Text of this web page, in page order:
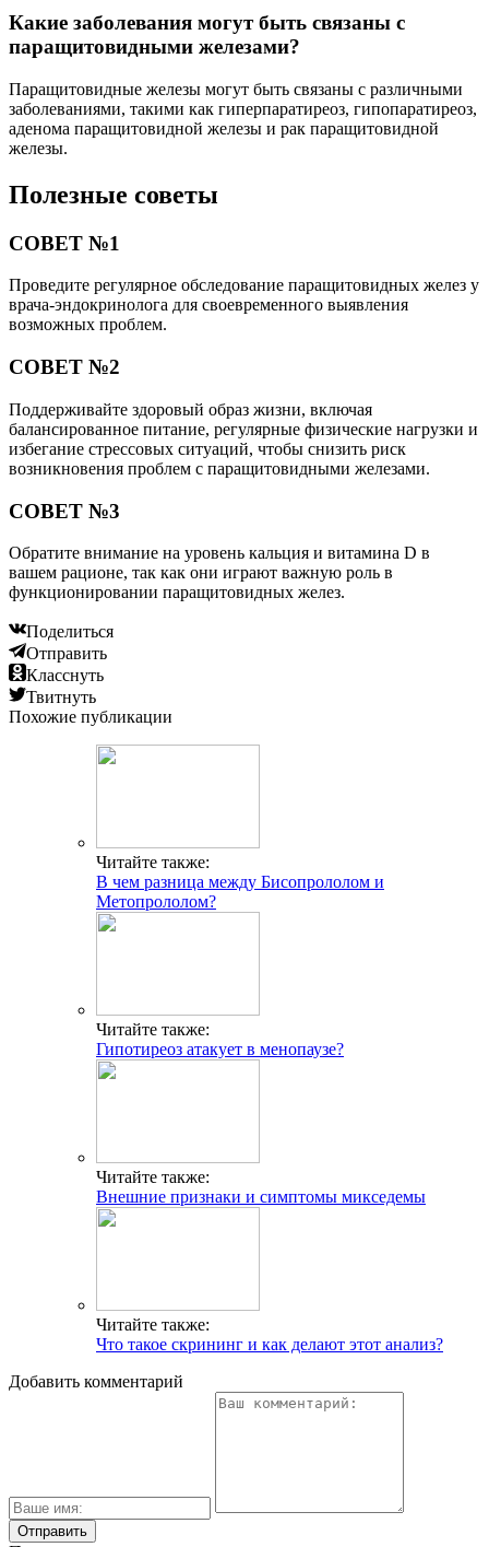
Какие заболевания могут быть связаны с
паращитовидными железами?
Паращитовидные железы могут быть связаны с различными
заболеваниями, такими как гиперпаратиреоз, гипопаратиреоз,
аденома паращитовидной железы и рак паращитовидной
железы.
Полезные советы
СОВЕТ №1
Проведите регулярное обследование паращитовидных желез у
врача-эндокринолога для своевременного выявления
возможных проблем.
СОВЕТ №2
Поддерживайте здоровый образ жизни, включая
балансированное питание, регулярные физические нагрузки и
избегание стрессовых ситуаций, чтобы снизить риск
возникновения проблем с паращитовидными железами.
СОВЕТ №3
Обратите внимание на уровень кальция и витамина D в
вашем рационе, так как они играют важную роль в
функционировании паращитовидных желез.
Поделиться
Отправить
Класснуть
Твитнуть
Похожие публикации
Читайте также:
В чем разница между Бисопрололом и
Метопрололом?
Читайте также:
Гипотиреоз атакует в менопаузе?
Читайте также:
Внешние признаки и симптомы микседемы
Читайте также:
Что такое скрининг и как делают этот анализ?
Добавить комментарий